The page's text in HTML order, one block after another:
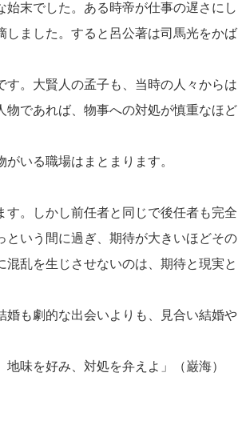
末でした。ある時帝が仕事の遅さにし
ました。すると呂公著は司馬光をかば
す。大賢人の孟子も、当時の人々からは
であれば、物事への対処が慎重なほど
いる職場はまとまります。
。しかし前任者と同じで後任者も完全
いう間に過ぎ、期待が大きいほどその
乱を生じさせないのは、期待と現実と
も劇的な出会いよりも、見合い結婚や
味を好み、対処を弁えよ」（巌海）